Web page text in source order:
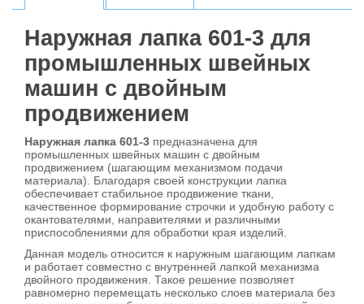
Наружная лапка 601-3 для
промышленных швейных
машин с двойным
продвижением
Наружная лапка 601-3 предназначена для
промышленных швейных машин с двойным
продвижением (шагающим механизмом подачи
материала). Благодаря своей конструкции лапка
обеспечивает стабильное продвижение ткани,
качественное формирование строчки и удобную работу с
окантователями, направителями и различными
приспособлениями для обработки края изделий.
Данная модель относится к наружным шагающим лапкам
и работает совместно с внутренней лапкой механизма
двойного продвижения. Такое решение позволяет
равномерно перемещать несколько слоев материала без